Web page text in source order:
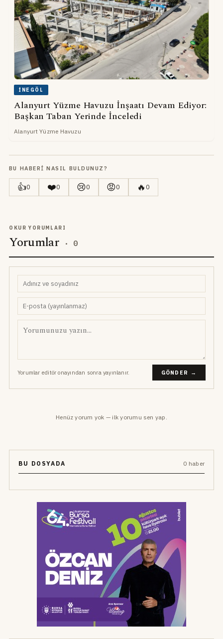
İNEGÖL
Alanyurt Yüzme Havuzu İnşaatı Devam Ediyor:
Başkan Taban Yerinde İnceledi
Alanyurt Yüzme Havuzu
BU HABERI NASIL BULDUNUZ?
👍0 ❤️0 😢0 😡0 🔥0
OKUR YORUMLARI
Yorumlar · 0
Yorumlar editör onayından sonra yayınlanır. GÖNDER →
Henüz yorum yok — ilk yorumu sen yap.
BU DOSYADA 0 haber